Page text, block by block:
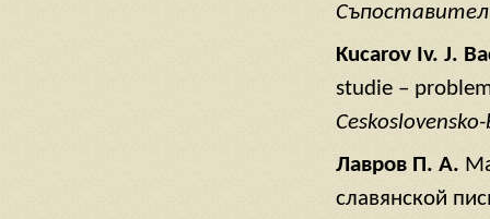
Kucarov Iv. J.
studie –
Лавров П. А.
славянской